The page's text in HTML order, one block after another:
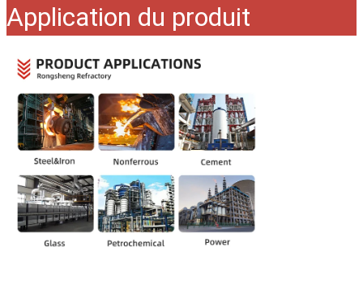
Application du produit